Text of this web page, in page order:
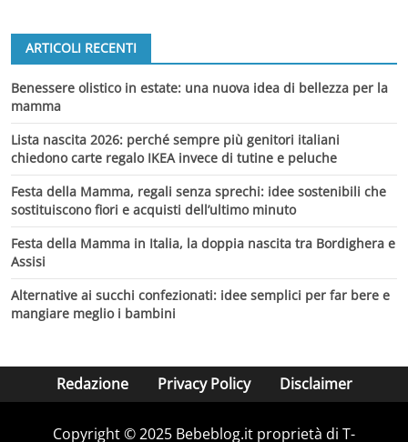
ARTICOLI RECENTI
Benessere olistico in estate: una nuova idea di bellezza per la
mamma
Lista nascita 2026: perché sempre più genitori italiani
chiedono carte regalo IKEA invece di tutine e peluche
Festa della Mamma, regali senza sprechi: idee sostenibili che
sostituiscono fiori e acquisti dell’ultimo minuto
Festa della Mamma in Italia, la doppia nascita tra Bordighera e
Assisi
Alternative ai succhi confezionati: idee semplici per far bere e
mangiare meglio i bambini
Redazione Privacy Policy Disclaimer
Copyright © 2025 Bebeblog.it proprietà di T-